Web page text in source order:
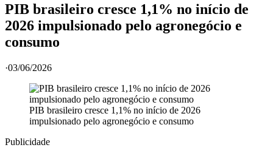
PIB brasileiro cresce 1,1% no início de
2026 impulsionado pelo agronegócio e
consumo
·03/06/2026
PIB brasileiro cresce 1,1% no início de 2026
impulsionado pelo agronegócio e consumo
Publicidade